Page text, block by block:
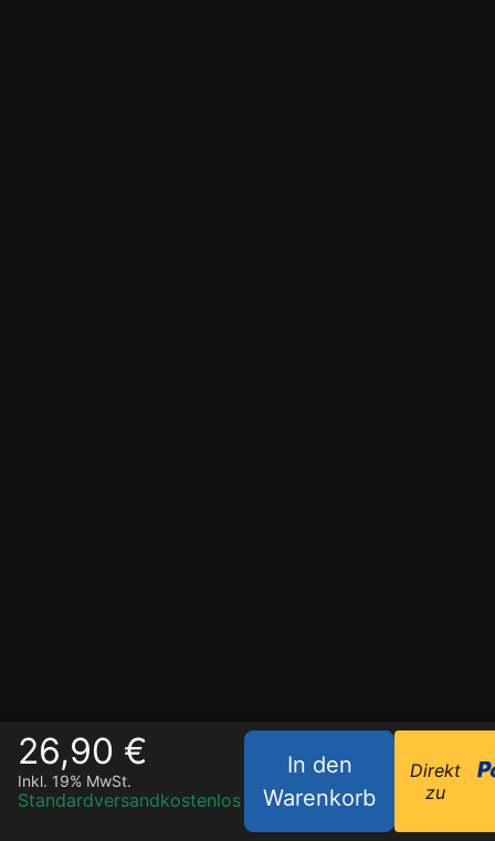
26,90 €
Inkl. 19% MwSt.
Standardversandkostenlos
In den
Warenkorb
Direkt
zu